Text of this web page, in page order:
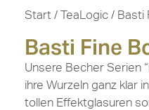
Start / TeaLogic / Basti
Basti Fine
Unsere Becher Serien
ihre Wurzeln ganz klar
tollen Effektglasuren